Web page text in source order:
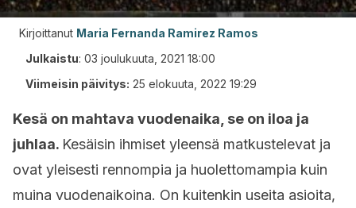
Kirjoittanut Maria Fernanda Ramirez Ramos
Julkaistu: 03 joulukuuta, 2021 18:00
Viimeisin päivitys: 25 elokuuta, 2022 19:29
Kesä on mahtava vuodenaika, se on iloa ja
juhlaa. Kesäisin ihmiset yleensä matkustelevat ja
ovat yleisesti rennompia ja huolettomampia kuin
muina vuodenaikoina. On kuitenkin useita asioita,